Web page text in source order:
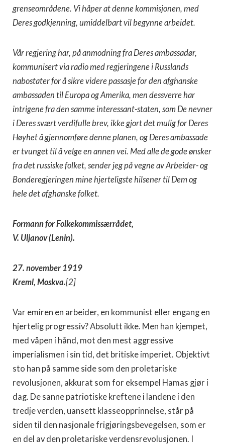
grenseområdene. Vi håper at denne kommisjonen, med
Deres godkjenning, umiddelbart vil begynne arbeidet.
Vår regjering har, på anmodning fra Deres ambassadør,
kommunisert via radio med regjeringene i Russlands
nabostater for å sikre videre passasje for den afghanske
ambassaden til Europa og Amerika, men dessverre har
intrigene fra den samme interessant-staten, som De nevner
i Deres svært verdifulle brev, ikke gjort det mulig for Deres
Høyhet å gjennomføre denne planen, og Deres ambassade
er tvunget til å velge en annen vei. Med alle de gode ønsker
fra det russiske folket, sender jeg på vegne av Arbeider- og
Bonderegjeringen mine hjerteligste hilsener til Dem og
hele det afghanske folket.
Formann for Folkekommissærrådet,
V. Uljanov (Lenin).
27. november 1919
Kreml, Moskva.[2]
Var emiren en arbeider, en kommunist eller engang en
hjertelig progressiv? Absolutt ikke. Men han kjempet,
med våpen i hånd, mot den mest aggressive
imperialismen i sin tid, det britiske imperiet. Objektivt
sto han på samme side som den proletariske
revolusjonen, akkurat som for eksempel Hamas gjør i
dag. De sanne patriotiske kreftene i landene i den
tredje verden, uansett klasseopprinnelse, står på
siden til den nasjonale frigjøringsbevegelsen, som er
en del av den proletariske verdensrevolusjonen. I